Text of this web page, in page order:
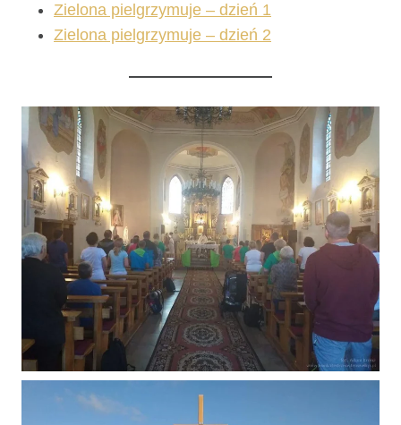
Zielona pielgrzymuje – dzień 1
Zielona pielgrzymuje – dzień 2